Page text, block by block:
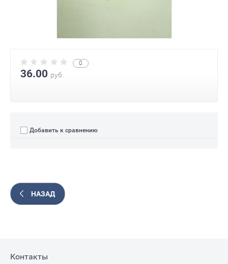
0
36.00 руб.
Добавить к сравнению
НАЗАД
Контакты